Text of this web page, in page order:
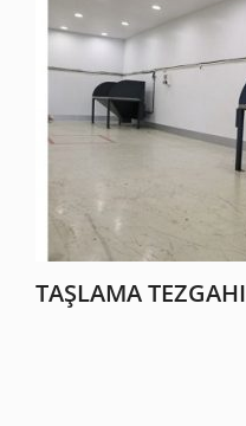
TAŞLAMA TEZGAHI